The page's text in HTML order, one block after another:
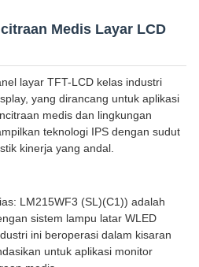
Medis Layar LCD
layar TFT-LCD kelas industri
yang dirancang untuk aplikasi
medis dan lingkungan
teknologi IPS dengan sudut
kinerja yang andal.
LM215WF3 (SL)(C1)) adalah
sistem lampu latar WLED
ini beroperasi dalam kisaran
untuk aplikasi monitor